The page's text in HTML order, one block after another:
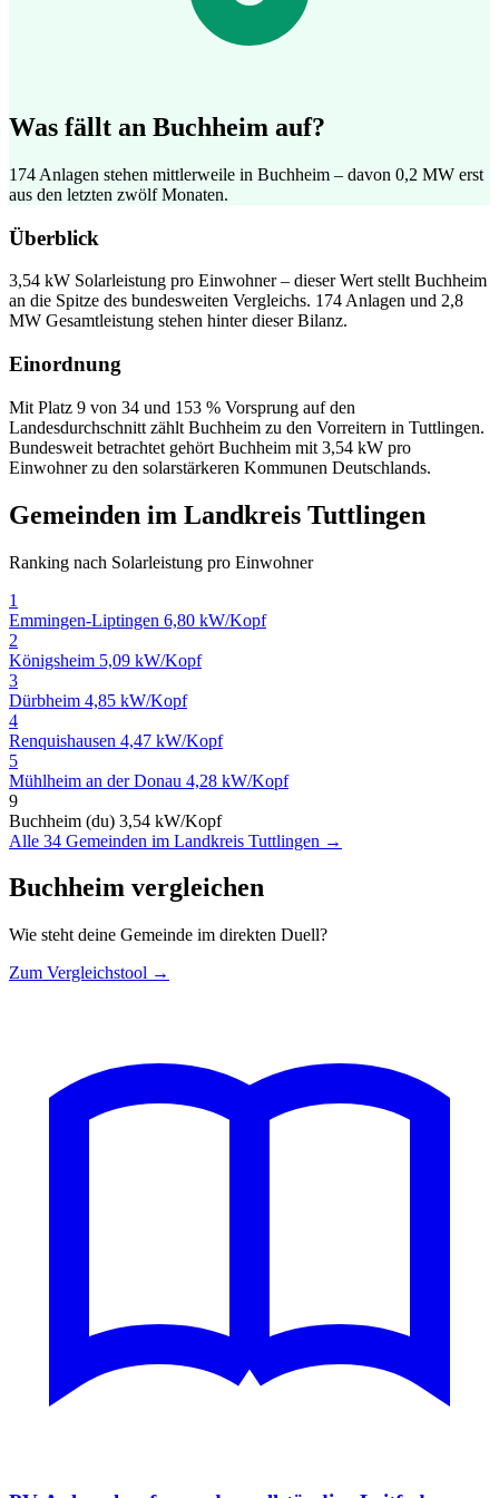
Was fällt an Buchheim auf?
174 Anlagen stehen mittlerweile in Buchheim – davon 0,2 MW erst
aus den letzten zwölf Monaten.
Überblick
3,54 kW Solarleistung pro Einwohner – dieser Wert stellt Buchheim
an die Spitze des bundesweiten Vergleichs. 174 Anlagen und 2,8
MW Gesamtleistung stehen hinter dieser Bilanz.
Einordnung
Mit Platz 9 von 34 und 153 % Vorsprung auf den
Landesdurchschnitt zählt Buchheim zu den Vorreitern in Tuttlingen.
Bundesweit betrachtet gehört Buchheim mit 3,54 kW pro
Einwohner zu den solarstärkeren Kommunen Deutschlands.
Gemeinden im Landkreis Tuttlingen
Ranking nach Solarleistung pro Einwohner
1
Emmingen-Liptingen 6,80 kW/Kopf
2
Königsheim 5,09 kW/Kopf
3
Dürbheim 4,85 kW/Kopf
4
Renquishausen 4,47 kW/Kopf
5
Mühlheim an der Donau 4,28 kW/Kopf
9
Buchheim (du) 3,54 kW/Kopf
Alle 34 Gemeinden im Landkreis Tuttlingen →
Buchheim vergleichen
Wie steht deine Gemeinde im direkten Duell?
Zum Vergleichstool →